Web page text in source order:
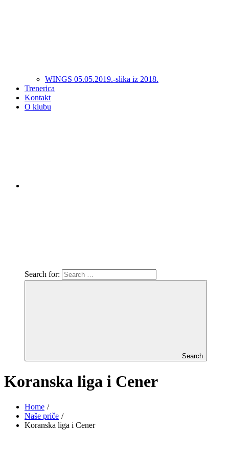
WINGS 05.05.2019.-slika iz 2018.
Trenerica
Kontakt
O klubu
Search for:
Search
Koranska liga i Cener
Home
Naše priče
Koranska liga i Cener